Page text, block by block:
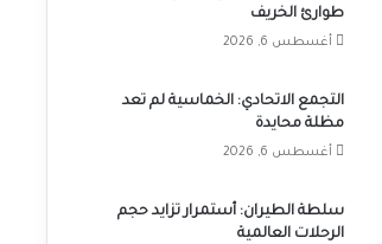
طوارئ الخريف
أغسطس 6, 2026
التجمع الاتحادي: الخماسية لم تعد
مظلة محايدة
أغسطس 6, 2026
سلطة الطيران: أستمرار تزايد حجم
الرحلات العالمية